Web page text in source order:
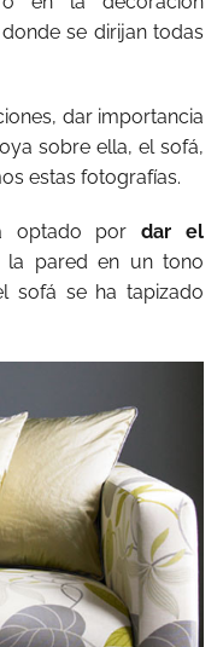
se dirijan todas
dar importancia
sobre ella, el sofá,
estas fotografías.
optado por dar el
la pared en un tono
sofá se ha tapizado